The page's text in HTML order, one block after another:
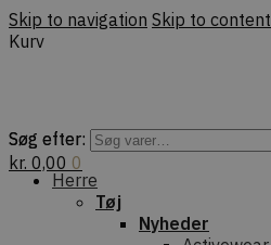
Skip to navigation Skip to content
Kurv
Søg efter:
kr. 0,00 0
Søg efter:
Herre
Tøj
Nyheder